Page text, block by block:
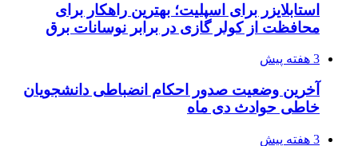
استابلایزر برای اسپلیت؛ بهترین راهکار برای
محافظت از کولر گازی در برابر نوسانات برق
3 هفته پیش
آخرین وضعیت صدور احکام انضباطی دانشجویان
خاطی حوادث دی ماه
3 هفته پیش